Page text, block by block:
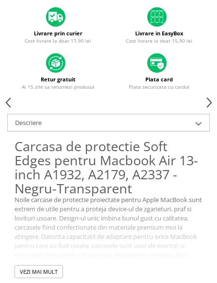
A1286 (Unibody 15” 2008-2012)
A1297 (Unibody 17” 2009-2011)
MacBook
A1342 (Unibody 13” 2009-2010)
A1534 (Retina 12” 2015-2017)
Piese & Accesorii iPhone
iPhone 16 Pro Max
iPhone 16 Pro
iPhone 17 Pro
iPhone 15 Pro Max
iPhone 16 Plus
iPhone 17
iPhone 15 Pro
iPhone 16
iPhone 15 Plus
iPhone 15
iPhone 14 Pro Max
iPhone 14 Pro
iPhone 14 Plus
iPhone 14
Livrare prin curier
Cost livrare la doar 17,90 lei
Livrare in EasyBox
Cost livrare la doar 15,90 lei
Retur gratuit
Ai 15 zile sa returnezi produsul
Plata card
Plata securizata cu cardul
Descriere
Carcasa de protectie Soft
Edges pentru Macbook Air 13-
inch A1932, A2179, A2337 -
Negru-Transparent
Noile carcase de protectie proiectate pentru Apple MacBook sunt
extrem de utile pentru a proteja device-ul de zgarieturi, praf si
lovituri usoare. Design-ul unic imbina bunul gust cu calitatea,
carcasele fiind confectionate din materiale premium moi la
atingere. Datorita capacitatii de adaptare pentru orice MacBook
pentru care au fost create, carcasele sunt usor de montat si
exact fiecare parte a carcasei se fixeaza dinspre zona balamalelor,
spre zona exterioara de deschidere a laptop-ului. Potriveste-le
VEZI MAI MULT